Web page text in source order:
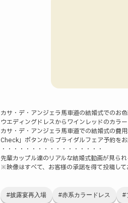
カサ・デ・アンジェラ馬車道の結婚式でのお色
ウエディングドレスからワインレッドのカラ
カサ・デ・アンジェラ馬車道での結婚式の費
Check」ボタンからブライダルフェア予約をお
・・・・・・・・・・・・・・・・・
先輩カップル達のリアルな結婚式動画が見ら
※映像はすべて、お客様の承諾を得て投稿して
#披露宴再入場 #赤系カラードレス #